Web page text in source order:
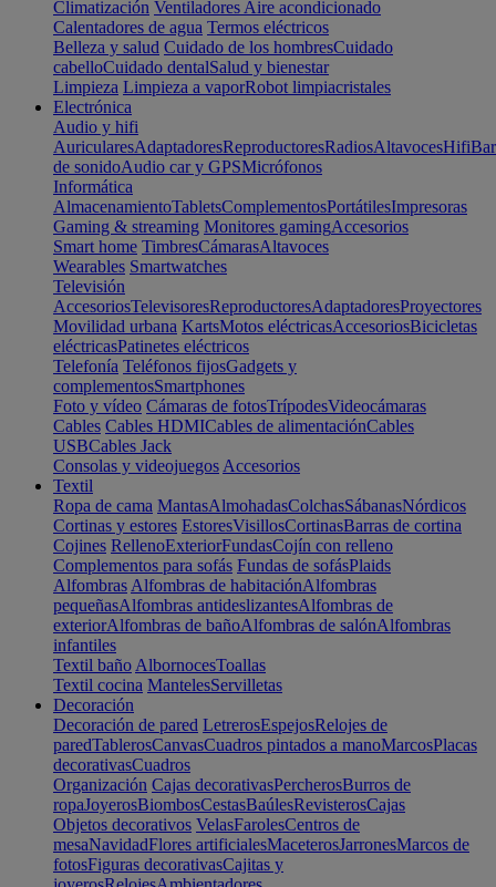
Climatización Ventiladores Aire acondicionado
Calentadores de agua Termos eléctricos
Belleza y salud Cuidado de los hombresCuidado
cabelloCuidado dentalSalud y bienestar
Limpieza Limpieza a vaporRobot limpiacristales
Electrónica
Audio y hifi
AuricularesAdaptadoresReproductoresRadiosAltavocesHifi
de sonidoAudio car y GPSMicrófonos
Informática
AlmacenamientoTabletsComplementosPortátilesImpresoras
Gaming & streaming Monitores gamingAccesorios
Smart home TimbresCámarasAltavoces
Wearables Smartwatches
Televisión
AccesoriosTelevisoresReproductoresAdaptadoresProyectores
Movilidad urbana KartsMotos eléctricasAccesoriosBicicletas
eléctricasPatinetes eléctricos
Telefonía Teléfonos fijosGadgets y
complementosSmartphones
Foto y vídeo Cámaras de fotosTrípodesVideocámaras
Cables Cables HDMICables de alimentaciónCables
USBCables Jack
Consolas y videojuegos Accesorios
Textil
Ropa de cama MantasAlmohadasColchasSábanasNórdicos
Cortinas y estores EstoresVisillosCortinasBarras de cortina
Cojines RellenoExteriorFundasCojín con relleno
Complementos para sofás Fundas de sofásPlaids
Alfombras Alfombras de habitaciónAlfombras
pequeñasAlfombras antideslizantesAlfombras de
exteriorAlfombras de bañoAlfombras de salónAlfombras
infantiles
Textil baño AlbornocesToallas
Textil cocina MantelesServilletas
Decoración
Decoración de pared LetrerosEspejosRelojes de
paredTablerosCanvasCuadros pintados a manoMarcosPlacas
decorativasCuadros
Organización Cajas decorativasPercherosBurros de
ropaJoyerosBiombosCestasBaúlesRevisterosCajas
Objetos decorativos VelasFarolesCentros de
mesaNavidadFlores artificialesMaceterosJarronesMarcos de
fotosFiguras decorativasCajitas y